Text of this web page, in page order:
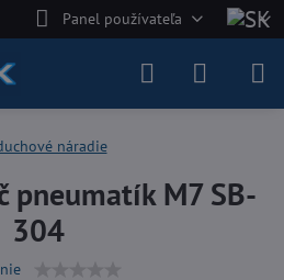
Panel používateľa
náradie
pneumatík M7 SB-
304